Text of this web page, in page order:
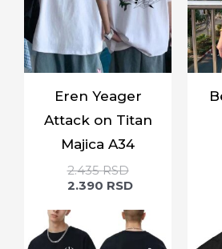
Eren Yeager
Attack on Titan
Majica A34
2.435RSD
2.390 RSD